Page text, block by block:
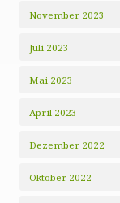
November 2023
Juli 2023
Mai 2023
April 2023
Dezember 2022
Oktober 2022